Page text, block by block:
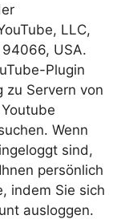
LLC,
94066, USA.
Plugin
zu Servern von
Wenn
sind,
persönlich
indem Sie sich
ausloggen.